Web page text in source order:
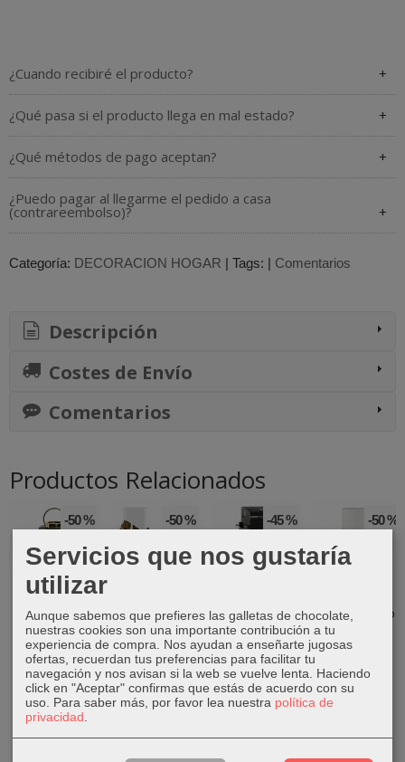
¿Cuando recibiré el producto?
¿Qué pasa si el producto llega en mal estado?
¿Qué métodos de pago aceptan?
¿Puedo pagar al llegarme el pedido a casa
(contrareembolso)?
Categoría: DECORACION HOGAR | Tags: | Comentarios
Descripción
Costes de Envío
Comentarios
Productos Relacionados
-50 %
Portavela
metal acero
dorado
18,50 €
36,99 €
-50 %
resina cristal...
22,50 €
44,99 €
-45 %
termómetro
148,49 €
269,99 €
-50 %
geométrico
10,00 €
Servicios que nos gustaría
utilizar
Aunque sabemos que prefieres las galletas de chocolate,
nuestras cookies son una importante contribución a tu
experiencia de compra. Nos ayudan a enseñarte jugosas
ofertas, recuerdan tus preferencias para facilitar tu
navegación y nos avisan si la web se vuelve lenta. Haciendo
click en "Aceptar" confirmas que estás de acuerdo con su
uso. Para saber más, por favor lea nuestra política de
privacidad